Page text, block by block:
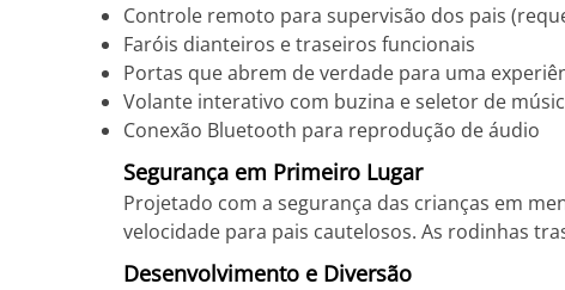
Controle remoto para supervisão dos pais
Faróis dianteiros e traseiros funcionais
Portas que abrem de verdade para uma
Volante interativo com buzina e seletor de
Conexão Bluetooth para reprodução de áudio
Segurança em Primeiro Lugar
Projetado com a segurança das crianças em
velocidade para pais cautelosos. As rodinhas
Desenvolvimento e Diversão